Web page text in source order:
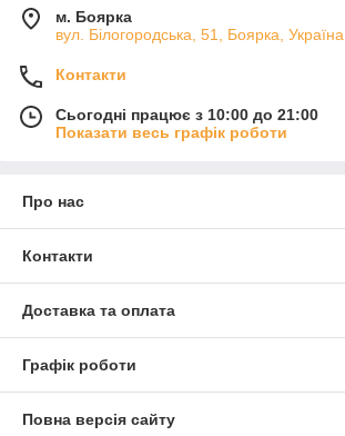
м. Боярка
вул. Білогородська, 51, Боярка, Україна
Контакти
Сьогодні працює з 10:00 до 21:00
Показати весь графік роботи
Про нас
Контакти
Доставка та оплата
Графік роботи
Повна версія сайту